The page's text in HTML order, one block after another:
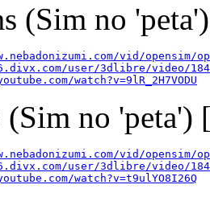
(Sim no
vid/opensim/
user/3dlibre/video/
watch?v=9lR_2H7VODU
(Sim no 'peta')
vid/opensim/
user/3dlibre/video/
watch?v=t9ulYO8I26Q